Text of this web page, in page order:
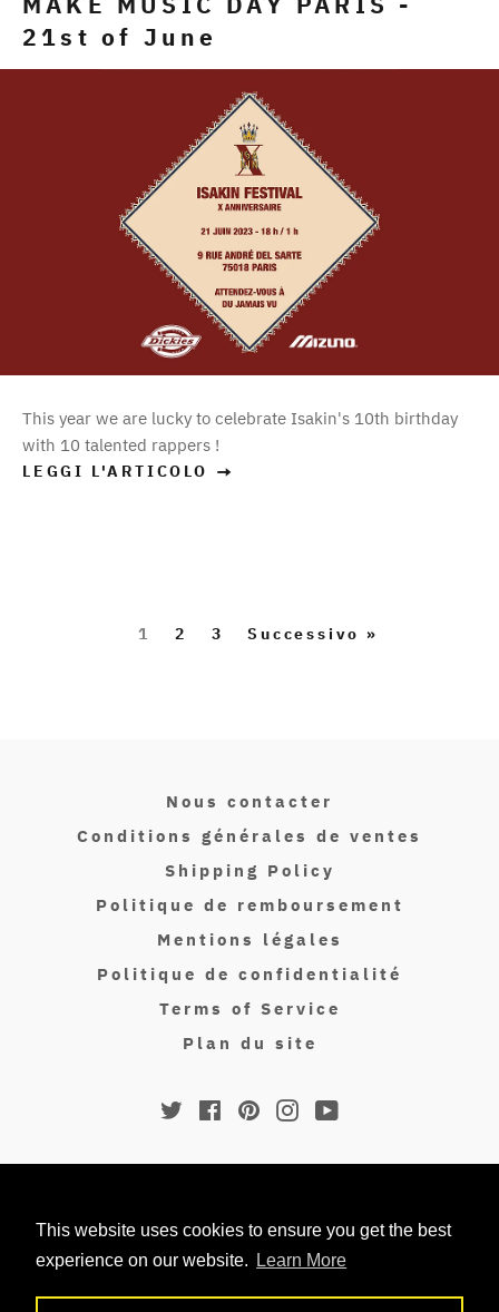
This website uses cookies to ensure you get the best
experience on our website.
Learn More
21st of June
This year we are lucky to celebrate Isakin's 10th birthday
with 10 talented rappers !
LEGGI L'ARTICOLO
1 2 3 Successivo »
Nous contacter
Conditions générales de ventes
Shipping Policy
Politique de remboursement
Mentions légales
Politique de confidentialité
Terms of Service
Plan du site
Twitter FacebookPinterestInstagramYouTube
Metodi
di